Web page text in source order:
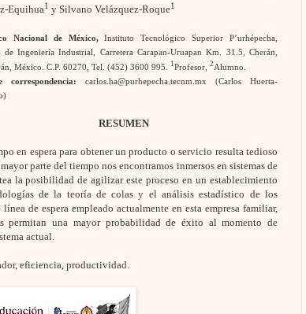
Equihua1 y Silvano Velázquez-Roque1
Nacional de México,Instituto Tecnológico Superior P’urhépecha,
de Ingeniería Industrial, Carretera Carapan-Uruapan Km. 31.5, Cherán,
México. C.P. 60270, Tel. (452) 3600 995.
1Profesor,2 Alumno.
correspondencia: carlos.ha@purhepecha.tecnm.mx (Carlos Huerta-
RESUMEN
en espera para obtener un producto o servicio resulta tedioso
parte del tiempo nos encontramos inmersos en sistemas de
la posibilidad de agilizar este proceso en un establecimiento
de la teoría de colas y el análisis estadístico de los
de espera empleado actualmente en esta empresa familiar,
permitan una mayor probabilidad de éxito al momento de
actual.
eficiencia, productividad.